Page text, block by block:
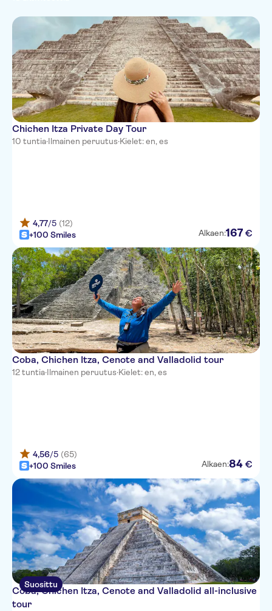
Sisäänpääsymaksu sisältyy
Skip the line
Fast track
Vesiaktiviteetit
Ulkoiluaktiviteetit
Kävelykierrokset
Chichen Itza Private Day Tour
10 tuntia·Ilmainen peruutus·Kielet: en, es
4,77/5 (12)
+100 Smiles
Alkaen:167 €
Coba, Chichen Itza, Cenote and Valladolid tour
12 tuntia·Ilmainen peruutus·Kielet: en, es
4,56/5 (65)
+100 Smiles
Alkaen:84 €
Suosittu
Coba, Chichen Itza, Cenote and Valladolid all-inclusive
tour